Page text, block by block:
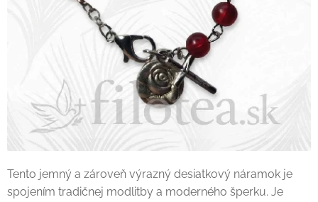
Tento jemný a zároveň výrazný desiatkový náramok je
spojením tradičnej modlitby a moderného šperku. Je